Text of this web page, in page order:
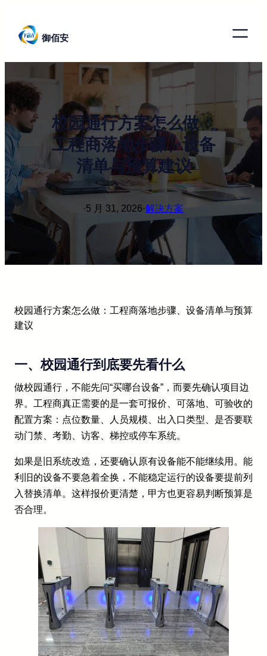
御佰安
校园通行方案怎么做：
工程商落地步骤、设备
清单与预算建议
·5 月 31, 2026·解决方案
校园通行方案怎么做：工程商落地步骤、设备清单与预算
建议
一、校园通行到底要先看什么
做校园通行，不能先问“买哪台设备”，而要先确认项目边
界。工程商真正需要的是一套可报价、可落地、可验收的
配置方案：点位数量、人员规模、出入口类型、是否要联
动门禁、考勤、访客、梯控或停车系统。
如果是旧系统改造，还要确认原有设备能不能继续用。能
利旧的设备不要急着全换，不能稳定运行的设备要提前列
入替换清单。这样报价更清楚，甲方也更容易判断预算是
否合理。